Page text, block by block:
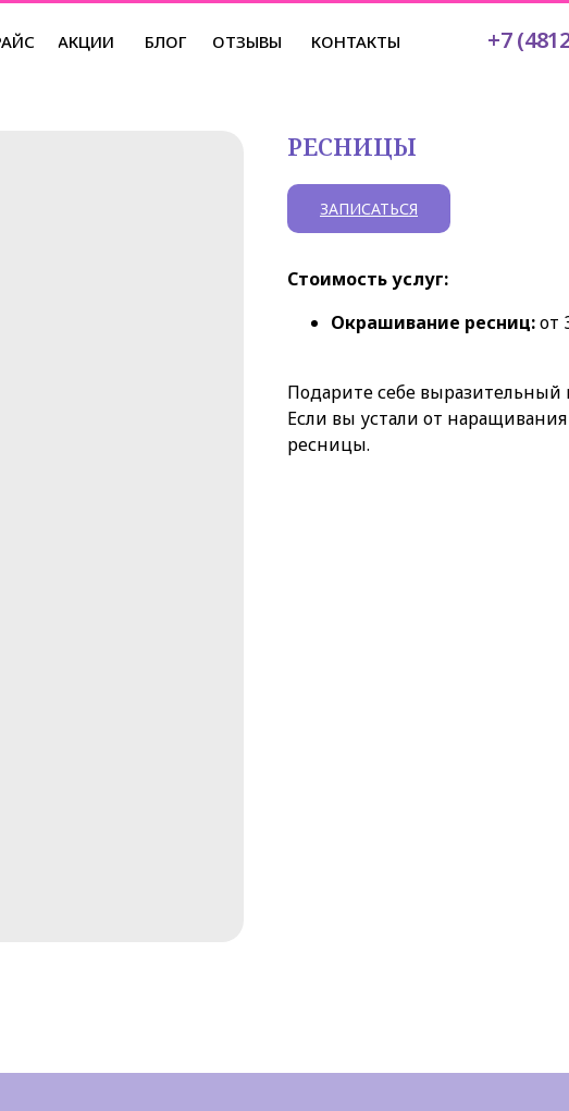
+7
КОНТАКТЫ
ОТЗЫВЫ
БЛОГ
АКЦИИ
РЕСНИЦЫ
ЗАПИСАТЬСЯ
Стоимость услуг:
Окрашивание ресниц:от
Подарите себе выразительный
Если вы устали от
ресницы.